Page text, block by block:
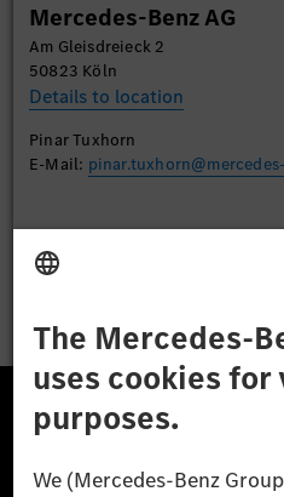
Mercedes-Benz AG
Am Gleisdreieck 2
50823 Köln
Details to location
Pinar Tuxhorn
E-Mail: